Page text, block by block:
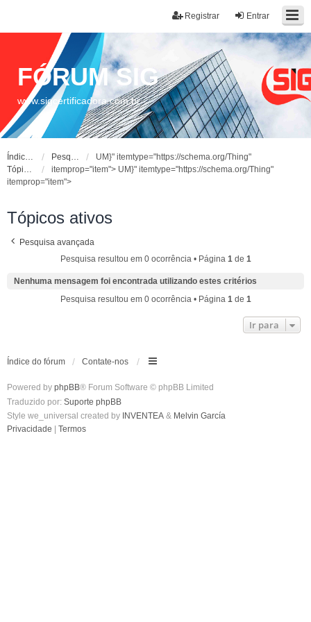
Entrar
Registrar
FÓRUM SIG
www.sigcertificadora.com.br
Índice do fórum Pesquisar
UM}" itemtype="https://schema.org/Thing"
itemprop="item">
Tópicos ativos
UM}" itemtype="https://schema.org/Thing"
itemprop="item">
Tópicos ativos
Pesquisa avançada
Pesquisa resultou em 0 ocorrência • Página 1de 1
Nenhuma mensagem foi encontrada utilizando estes critérios
Pesquisa resultou em 0 ocorrência • Página 1de 1
Ir para
Índice do fórum Contate-nos
Powered by phpBB® Forum Software © phpBB Limited
Traduzido por: Suporte phpBB
Style we_universal created by INVENTEA & Melvin García
Privacidade
Termos